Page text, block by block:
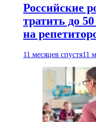
Российские
тратить до
на
11 месяцев спустя11